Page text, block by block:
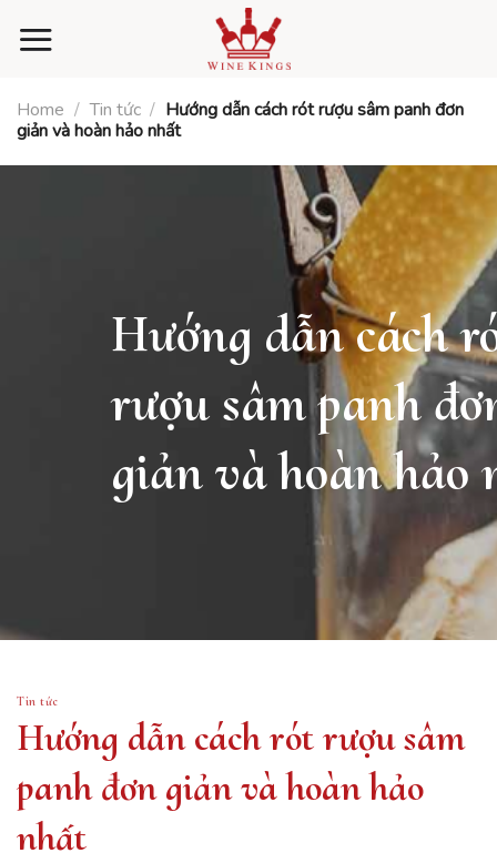
Home / Tin tức / Hướng dẫn cách rót rượu sâm panh đơn
giản và hoàn hảo nhất
Hướng dẫn cách
rượu sâm panh
giản và hoàn hảo
Tin tức
Hướng dẫn cách rót rượu sâm
panh đơn giản và hoàn hảo
nhất